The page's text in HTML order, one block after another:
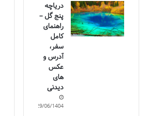
دریاچه
پنج گل –
راهنمای
کامل
سفر،
آدرس و
عکس
های
دیدنی
29/06/1404